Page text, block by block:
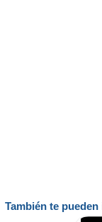
También te